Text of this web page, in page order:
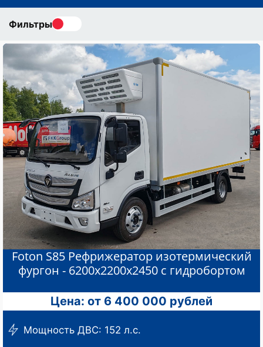
Фильтры
Foton S85 Рефрижератор изотермический
фургон - 6200х2200х2450 с гидробортом
Цена: от 6 400 000 рублей
Мощность ДВС: 152 л.с.